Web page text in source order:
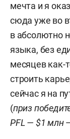
мечта и я
сюда уже во
в абсолютно
языка, без
месяцев как-
строить
сейчас я на
(приз
PFL — $1 млн